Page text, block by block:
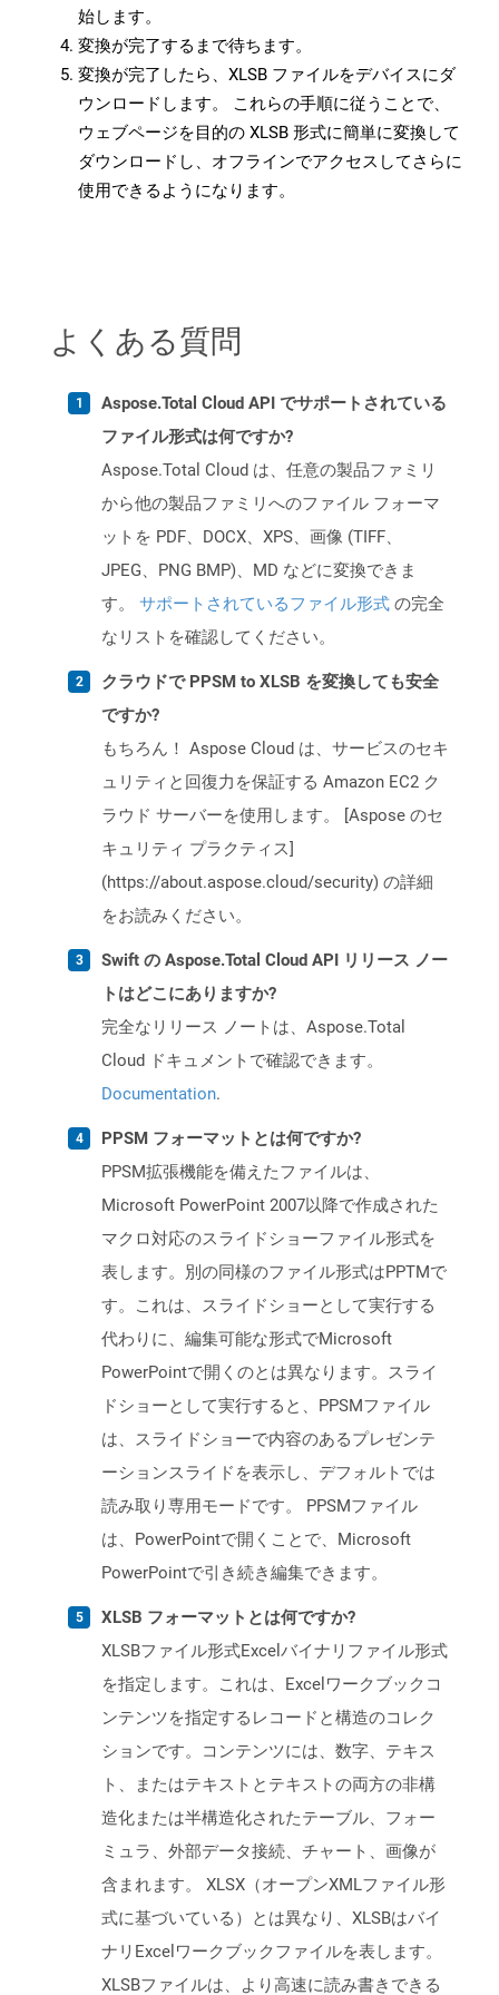
始します。
変換が完了するまで待ちます。
変換が完了したら、XLSB ファイルをデバイスにダ
ウンロードします。 これらの手順に従うことで、
ウェブページを目的の XLSB 形式に簡単に変換して
ダウンロードし、オフラインでアクセスしてさらに
使用できるようになります。
よくある質問
Aspose.Total Cloud API でサポートされている
ファイル形式は何ですか?
Aspose.Total Cloud は、任意の製品ファミリ
から他の製品ファミリへのファイル フォーマ
ットを PDF、DOCX、XPS、画像 (TIFF、
JPEG、PNG BMP)、MD などに変換できま
す。 サポートされているファイル形式 の完全
なリストを確認してください。
クラウドで PPSM to XLSB を変換しても安全
ですか?
もちろん！ Aspose Cloud は、サービスのセキ
ュリティと回復力を保証する Amazon EC2 ク
ラウド サーバーを使用します。 [Aspose のセ
キュリティ プラクティス]
(https://about.aspose.cloud/security) の詳細
をお読みください。
Swift の Aspose.Total Cloud API リリース ノー
トはどこにありますか?
完全なリリース ノートは、Aspose.Total
Cloud ドキュメントで確認できます。
Documentation.
PPSM フォーマットとは何ですか?
PPSM拡張機能を備えたファイルは、
Microsoft PowerPoint 2007以降で作成された
マクロ対応のスライドショーファイル形式を
表します。別の同様のファイル形式はPPTMで
す。これは、スライドショーとして実行する
代わりに、編集可能な形式でMicrosoft
PowerPointで開くのとは異なります。スライ
ドショーとして実行すると、PPSMファイル
は、スライドショーで内容のあるプレゼンテ
ーションスライドを表示し、デフォルトでは
読み取り専用モードです。 PPSMファイル
は、PowerPointで開くことで、Microsoft
PowerPointで引き続き編集できます。
XLSB フォーマットとは何ですか?
XLSBファイル形式Excelバイナリファイル形式
を指定します。これは、Excelワークブックコ
ンテンツを指定するレコードと構造のコレク
ションです。コンテンツには、数字、テキス
ト、またはテキストとテキストの両方の非構
造化または半構造化されたテーブル、フォー
ミュラ、外部データ接続、チャート、画像が
含まれます。 XLSX（オープンXMLファイル形
式に基づいている）とは異なり、XLSBはバイ
ナリExcelワークブックファイルを表します。
XLSBファイルは、より高速に読み書きできる